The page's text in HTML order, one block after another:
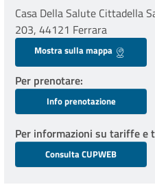
Casa Della Salute Cittadella
203, 44121 Ferrara
Mostra sulla mappa
Per prenotare
Info prenotazione
Per informazioni su tariffe e
Consulta CUPWEB